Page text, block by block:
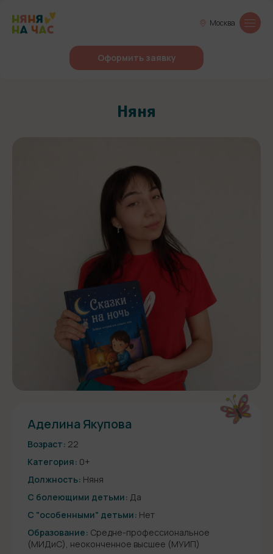
Москва
Оформить заявку
Няня
Аделина Якупова
Возраст: 22
Категория: 0+
Должность: Няня
С болеющими детьми: Да
С "особенными" детьми: Нет
Образование: Средне-профессиональное
(МИДиС), неоконченное высшее (МУИП)